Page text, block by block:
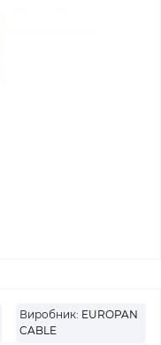
Виробник: EUROPAN
CABLE